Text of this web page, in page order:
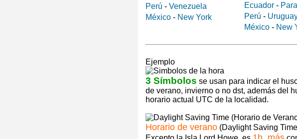
Perú - Venezuela
México - New York
Ecuador-
Perú -
México- New
Ejemplo
3 Símbolos se usan para indicar el
de verano, invierno o no dst, además del
horario actual UTC de la localidad.
Horario de verano (Daylight Saving